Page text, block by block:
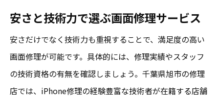
安さと技術力で選ぶ画面修理サービス
安さだけでなく技術力も重視することで、満足度の高い
画面修理が可能です。具体的には、修理実績やスタッフ
の技術資格の有無を確認しましょう。千葉県旭市の修理
店では、iPhone修理の経験豊富な技術者が在籍する店舗